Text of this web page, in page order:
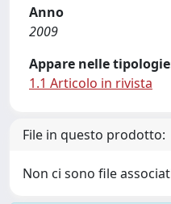
Anno
2009
Appare nelle
1.1 Articolo in rivista
File in questo prodotto:
Non ci sono file